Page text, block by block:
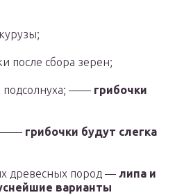
после сбора зерен;
подсолнуха; —— грибочки
—— грибочки будут слегка
древесных пород — липа и
варианты